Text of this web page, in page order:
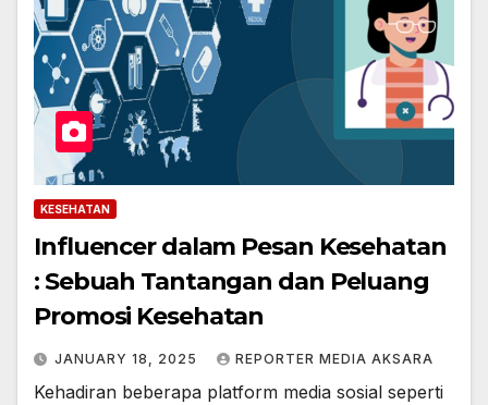
KESEHATAN
Influencer dalam Pesan Kesehatan
: Sebuah Tantangan dan Peluang
Promosi Kesehatan
JANUARY 18, 2025 REPORTER MEDIA AKSARA
Kehadiran beberapa platform media sosial seperti